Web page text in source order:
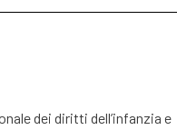
dei diritti dell’infanzia e